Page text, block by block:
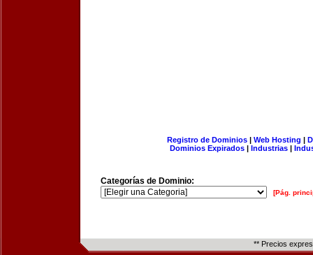
Registro de Dominios| Web Hosting |
Dominios Expirados | Industrias |
Categorías de Dominio:
[Pág.
** Precios